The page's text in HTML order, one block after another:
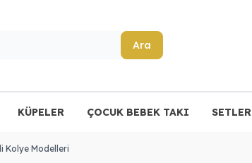
Ara
KÜPELER ÇOCUK BEBEK TAKI SETLER
Kolye Modelleri